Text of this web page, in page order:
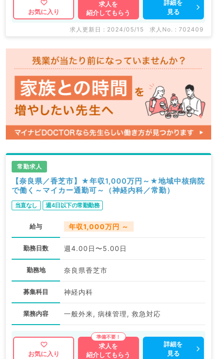
お気に入り
求人を
紹介してもらう
詳細を
見る
求人更新日 : 2024/05/15 求人No. : 702409
常勤求人
【奈良県／香芝市】★年収1,000万円～★地域中核病院
で働く～マイカー通勤可～（神経内科／常勤）
当直なし 週4日以下の常勤勤務
給与 年収1,000万円 ～
勤務日数 週4.00日〜5.00日
勤務地 奈良県香芝市
募集科目 神経内科
業務内容 一般外来, 病棟管理, 救急対応
お気に入り
求人を
紹介してもらう
詳細を
見る